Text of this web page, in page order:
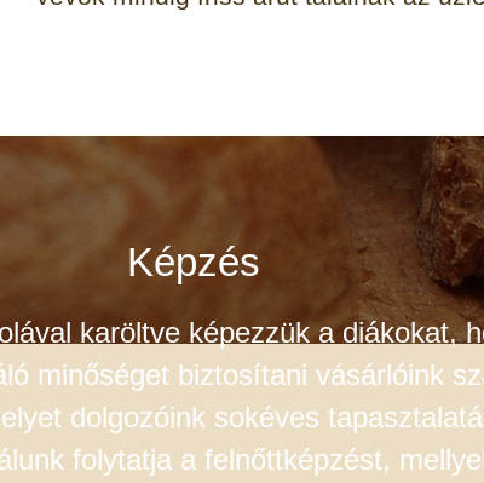
Képzés
karöltve képezzük a diákokat,
minőséget biztosítani vásárlóink
dolgozóink sokéves
folytatja a felnőttképzést,